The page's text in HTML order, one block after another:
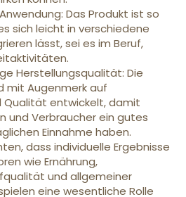
Das Produkt ist so
sich leicht in verschiedene
lässt, sei es im Beruf,
Herstellungsqualität: Die
mit Augenmerk auf
Qualität entwickelt, damit
und Verbraucher ein gutes
Einnahme haben.
dass individuelle Ergebnisse
wie Ernährung,
und allgemeiner
eine wesentliche Rolle